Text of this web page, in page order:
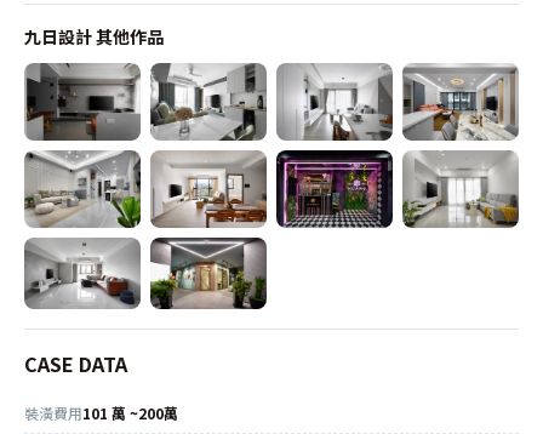
九日設計其他作品
CASE DATA
裝潢費用101 萬 ~200萬